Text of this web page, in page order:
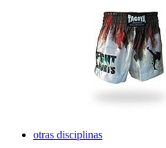
otras disciplinas